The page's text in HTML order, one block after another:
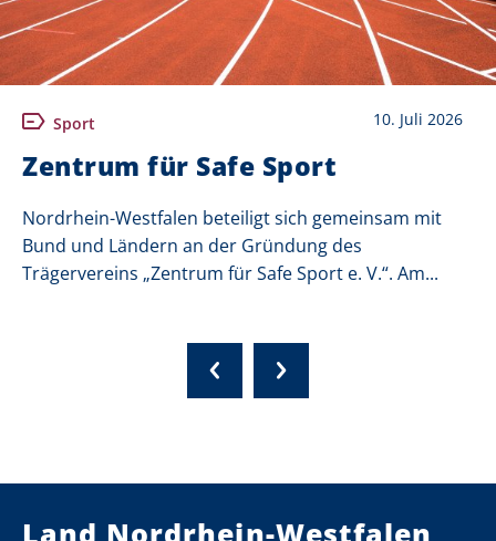
Sport 10. Juli 2026
Zentrum für Safe Sport
Nordrhein-Westfalen beteiligt sich gemeinsam mit
Bund und Ländern an der Gründung des
Trägervereins „Zentrum für Safe Sport e. V.“. Am...